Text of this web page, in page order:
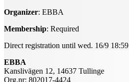
Organizer: EBBA
Membership: Required
Direct registration until wed. 16/9 18:59
EBBA
Kanslivägen 12, 14637 Tullinge
Org.nr: 802017-4424